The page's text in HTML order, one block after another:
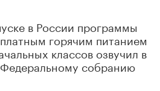
в России программы
горячим питанием
классов озвучил в
собранию